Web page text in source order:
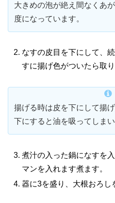
大きめの泡が絶え間なくあ
度になっています。
なすの皮目を下にして、
すに揚げ色がついたら取り
揚げる時は皮を下にして揚
下にすると油を吸ってしま
煮汁の入った鍋になすを
マンを入れます煮ます。
器に3を盛り、大根おろし